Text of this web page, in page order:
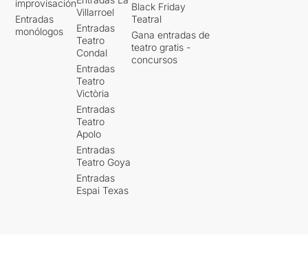
improvisación
Entradas
monólogos
Villarroel
Entradas
Teatro
Condal
Entradas
Teatro
Victòria
Entradas
Teatro
Apolo
Entradas
Teatro Goya
Entradas
Espai Texas
Black Friday
Teatral
Gana entradas de
teatro gratis -
concursos